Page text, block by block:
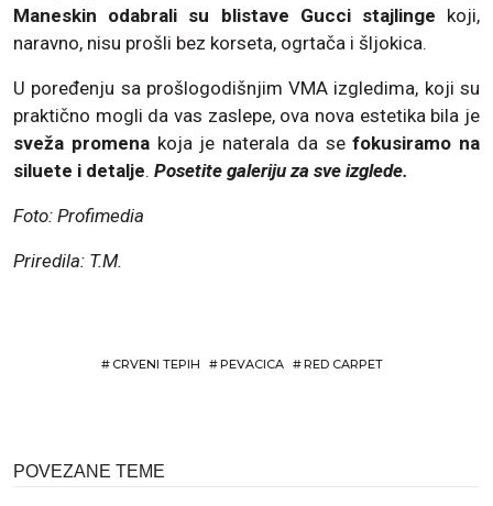
Maneskin odabrali su blistave Gucci stajlinge koji,
naravno, nisu prošli bez korseta, ogrtača i šljokica.
U poređenju sa prošlogodišnjim VMA izgledima, koji su
praktično mogli da vas zaslepe, ova nova estetika bila je
sveža promenakoja je naterala da sefokusiramo na
siluete i detalje. Posetite galeriju za sve izglede.
Foto: Profimedia
Priredila: T.M.
# CRVENI TEPIH #PEVACICA #RED CARPET
POVEZANE TEME